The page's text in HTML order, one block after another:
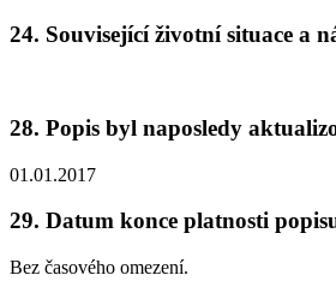
24. Související životní situace a
28. Popis byl naposledy
01.01.2017
29. Datum konce platnosti
Bez časového omezení.